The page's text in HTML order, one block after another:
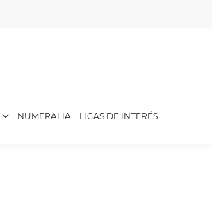
NUMERALIA LIGAS DE INTERÉS